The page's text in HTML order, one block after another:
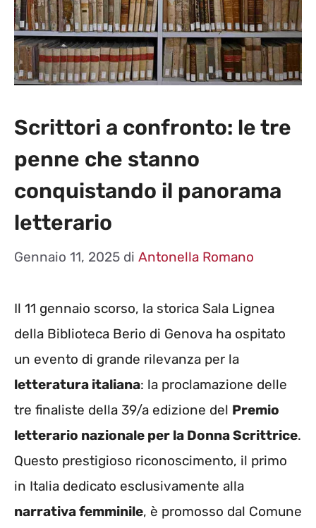
Scrittori a confronto: le tre
penne che stanno
conquistando il panorama
letterario
Gennaio 11, 2025 di Antonella Romano
Il 11 gennaio scorso, la storica Sala Lignea
della Biblioteca Berio di Genova ha ospitato
un evento di grande rilevanza per la
letteratura italiana: la proclamazione delle
tre finaliste della 39/a edizione del Premio
letterario nazionale per la Donna Scrittrice.
Questo prestigioso riconoscimento, il primo
in Italia dedicato esclusivamente alla
narrativa femminile, è promosso dal Comune